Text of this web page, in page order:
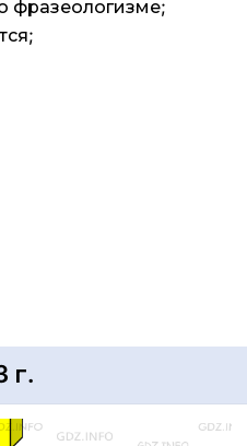
фразеологизме;
г.